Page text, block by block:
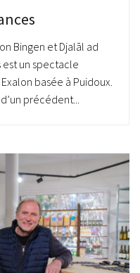
Bingen et Djalāl ad
est un spectacle
basée à Puidoux.
précédent...